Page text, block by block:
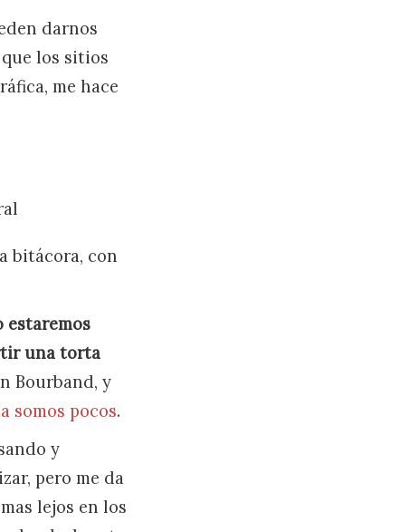
darnos
los sitios
me hace
bitácora, con
estaremos
una torta
Bourband, y
somos pocos.
y
pero me da
lejos en los